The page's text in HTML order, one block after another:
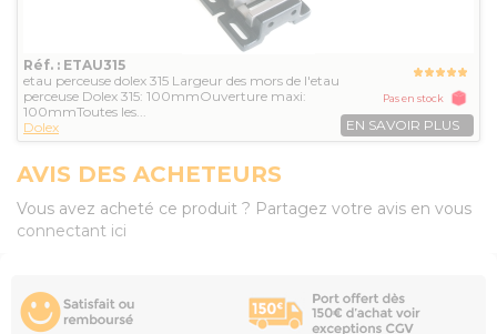
Réf. : ETAU315
etau perceuse dolex 315 Largeur des mors de l'etau
perceuse Dolex 315: 100mmOuverture maxi:
100mmToutes les...
Dolex
Pas en stock
EN SAVOIR PLUS
AVIS DES ACHETEURS
Vous avez acheté ce produit ? Partagez votre avis en vous
connectant ici